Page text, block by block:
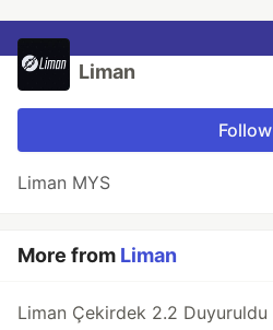
Liman
Follow
Liman MYS
More from Liman
Liman Çekirdek 2.2 Duyuruldu